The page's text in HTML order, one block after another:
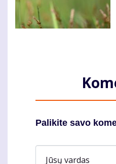
Palikite savo
Jūsų vardas